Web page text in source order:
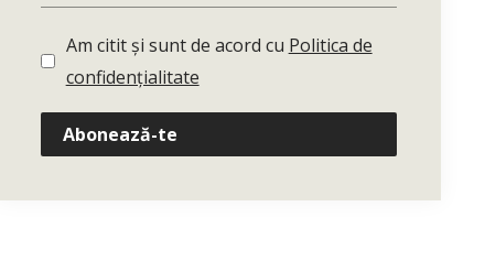
Am citit și sunt de acord cu Politica de
confidențialitate
Abonează-te